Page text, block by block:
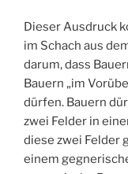
Dieser Ausdruck
im Schach aus
darum, dass
Bauern „im
dürfen. Bauern
zwei Felder in
diese zwei Felder
einem